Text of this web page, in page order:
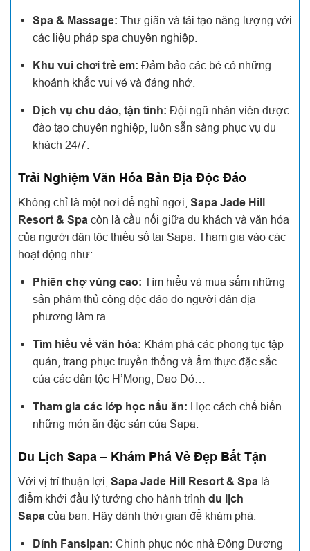
Spa & Massage: Thư giãn và tái tạo năng lượng với
các liệu pháp spa chuyên nghiệp.
Khu vui chơi trẻ em: Đảm bảo các bé có những
khoảnh khắc vui vẻ và đáng nhớ.
Dịch vụ chu đáo, tận tình: Đội ngũ nhân viên được
đào tạo chuyên nghiệp, luôn sẵn sàng phục vụ du
khách 24/7.
Trải Nghiệm Văn Hóa Bản Địa Độc Đáo
Không chỉ là một nơi để nghỉ ngơi, Sapa Jade Hill
Resort & Spa còn là cầu nối giữa du khách và văn hóa
của người dân tộc thiểu số tại Sapa. Tham gia vào các
hoạt động như:
Phiên chợ vùng cao: Tìm hiểu và mua sắm những
sản phẩm thủ công độc đáo do người dân địa
phương làm ra.
Tìm hiểu về văn hóa: Khám phá các phong tục tập
quán, trang phục truyền thống và ẩm thực đặc sắc
của các dân tộc H’Mong, Dao Đỏ…
Tham gia các lớp học nấu ăn: Học cách chế biến
những món ăn đặc sản của Sapa.
Du Lịch Sapa – Khám Phá Vẻ Đẹp Bất Tận
Với vị trí thuận lợi, Sapa Jade Hill Resort & Spa là
điểm khởi đầu lý tưởng cho hành trình du lịch
Sapa của bạn. Hãy dành thời gian để khám phá:
Đỉnh Fansipan: Chinh phục nóc nhà Đông Dương